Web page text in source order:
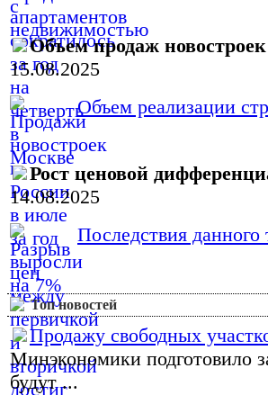
Объем продаж
15.08.2025
Объем реализации
Рост ценовой
14.08.2025
Последствия
Топ новостей
Продажу свободных
Минэкономики подготовило
будут ...